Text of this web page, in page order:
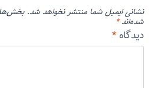
نشانی ایمیل شما منتشر نخواهد شد.
شده‌اند*
دیدگاه *